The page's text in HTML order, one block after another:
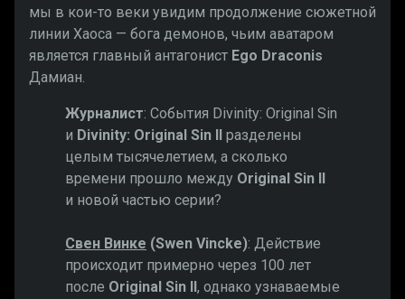
мы в кои-то веки увидим продолжение сюжетной
линии Хаоса — бога демонов, чьим аватаром
является главный антагонист Ego Draconis
Дамиан.
Журналист: События Divinity: Original Sin
и Divinity: Original Sin II
разделены
целым тысячелетием, а сколько
времени прошло между Original Sin II
и новой частью серии?
Свен Винке (Swen Vincke): Действие
происходит примерно через 100 лет
после Original Sin II , однако узнаваемые